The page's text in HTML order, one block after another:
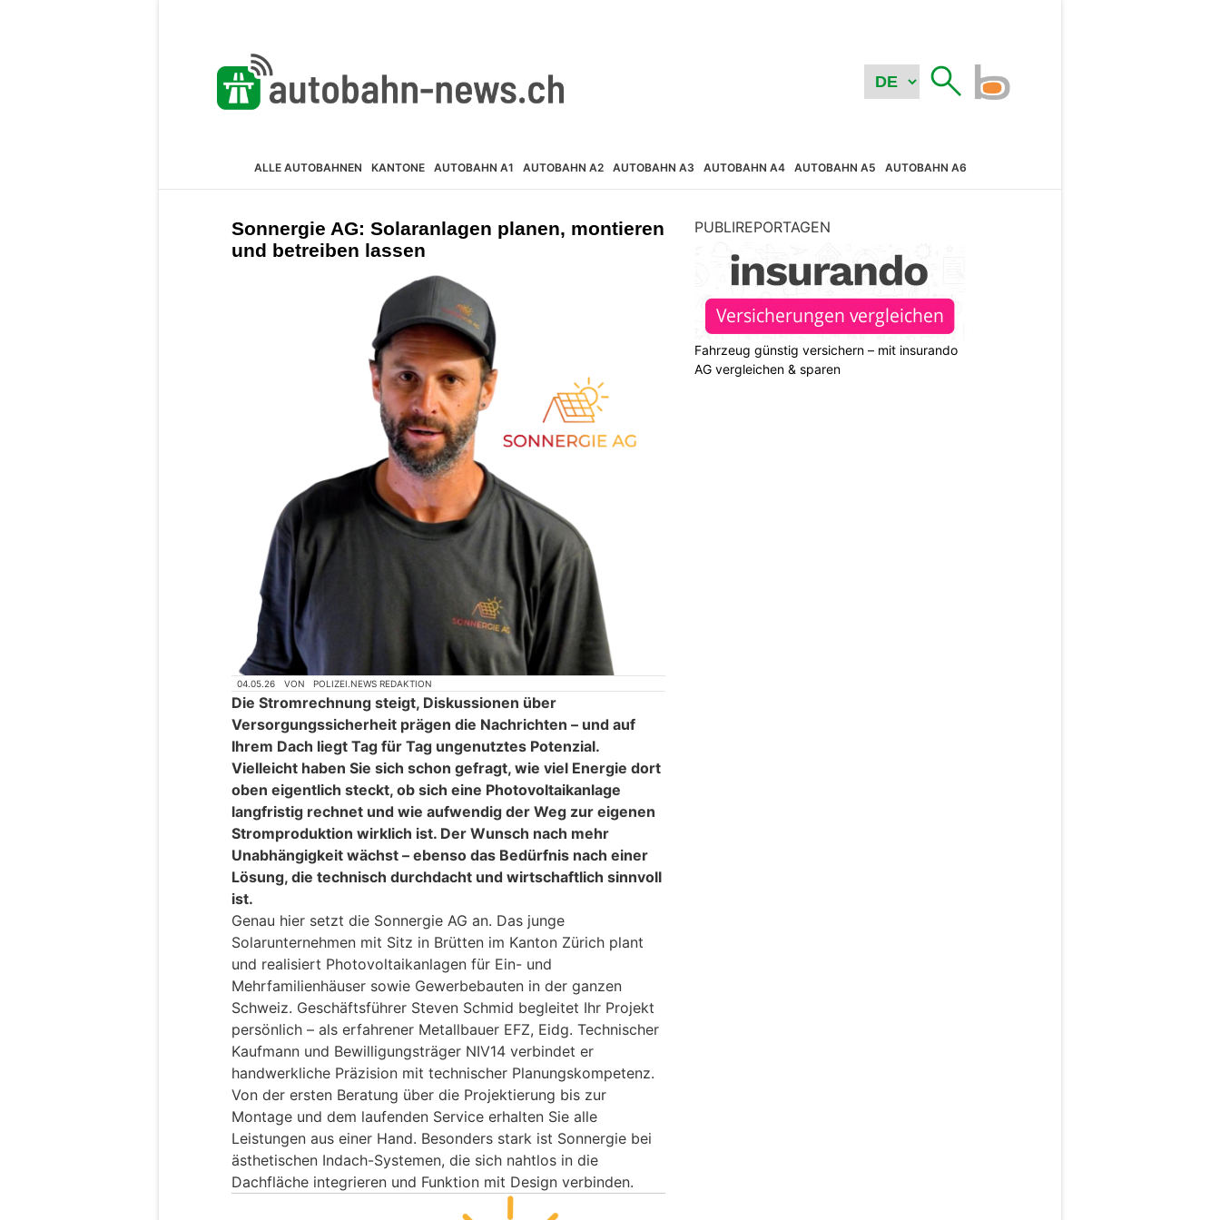
ALLE AUTOBAHNEN KANTONE AUTOBAHN A1 AUTOBAHN A2 AUTOBAHN A3 AUTOBAHN A4 AUTOBAHN A5 AUTOBAHN A6
Sonnergie AG: Solaranlagen planen, montieren
und betreiben lassen
04.05.26 VON POLIZEI.NEWS REDAKTION
Die Stromrechnung steigt, Diskussionen über
Versorgungssicherheit prägen die Nachrichten – und auf
Ihrem Dach liegt Tag für Tag ungenutztes Potenzial.
Vielleicht haben Sie sich schon gefragt, wie viel Energie dort
oben eigentlich steckt, ob sich eine Photovoltaikanlage
langfristig rechnet und wie aufwendig der Weg zur eigenen
Stromproduktion wirklich ist. Der Wunsch nach mehr
Unabhängigkeit wächst – ebenso das Bedürfnis nach einer
Lösung, die technisch durchdacht und wirtschaftlich sinnvoll
ist.
Genau hier setzt die Sonnergie AG an. Das junge
Solarunternehmen mit Sitz in Brütten im Kanton Zürich plant
und realisiert Photovoltaikanlagen für Ein- und
Mehrfamilienhäuser sowie Gewerbebauten in der ganzen
Schweiz. Geschäftsführer Steven Schmid begleitet Ihr Projekt
persönlich – als erfahrener Metallbauer EFZ, Eidg. Technischer
Kaufmann und Bewilligungsträger NIV14 verbindet er
handwerkliche Präzision mit technischer Planungskompetenz.
Von der ersten Beratung über die Projektierung bis zur
Montage und dem laufenden Service erhalten Sie alle
Leistungen aus einer Hand. Besonders stark ist Sonnergie bei
ästhetischen Indach-Systemen, die sich nahtlos in die
Dachfläche integrieren und Funktion mit Design verbinden.
PUBLIREPORTAGEN
Fahrzeug günstig versichern – mit insurando
AG vergleichen & sparen